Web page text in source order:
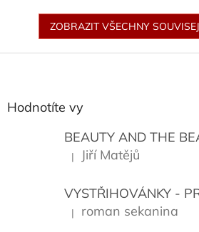
ZOBRAZIT VŠECHNY
Hodnotíte vy
BEAUTY AND THE
Hodnocení produktu je 5 z 5
| Jiří Matějů
Hodnocení produktu je 5 z 5
| roman sekanina